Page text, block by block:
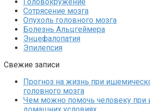
Сотрясение мозга
Опухоль головного мозга
Болезнь Альцгеймера
Энцефалопатия
Эпилепсия
Свежие записи
Прогноз на жизнь при
головного мозга
Чем можно помочь человеку при